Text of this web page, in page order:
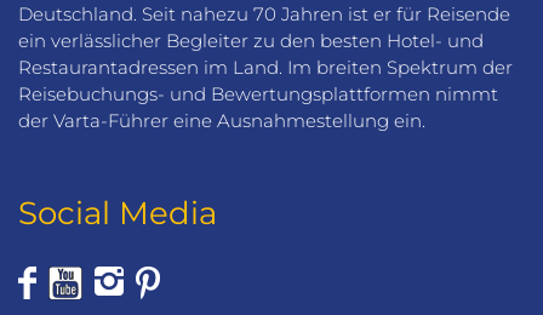
Deutschland. Seit nahezu 70 Jahren ist er für Reisende
ein verlässlicher Begleiter zu den besten Hotel- und
Restaurantadressen im Land. Im breiten Spektrum der
Reisebuchungs- und Bewertungsplattformen nimmt
der Varta-Führer eine Ausnahmestellung ein.
Social Media